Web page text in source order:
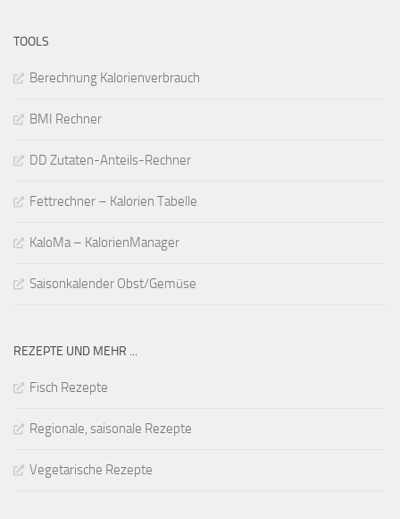
TOOLS
Berechnung Kalorienverbrauch
BMI Rechner
DD Zutaten-Anteils-Rechner
Fettrechner – Kalorien Tabelle
KaloMa – KalorienManager
Saisonkalender Obst/Gemüse
REZEPTE UND MEHR ...
Fisch Rezepte
Regionale, saisonale Rezepte
Vegetarische Rezepte